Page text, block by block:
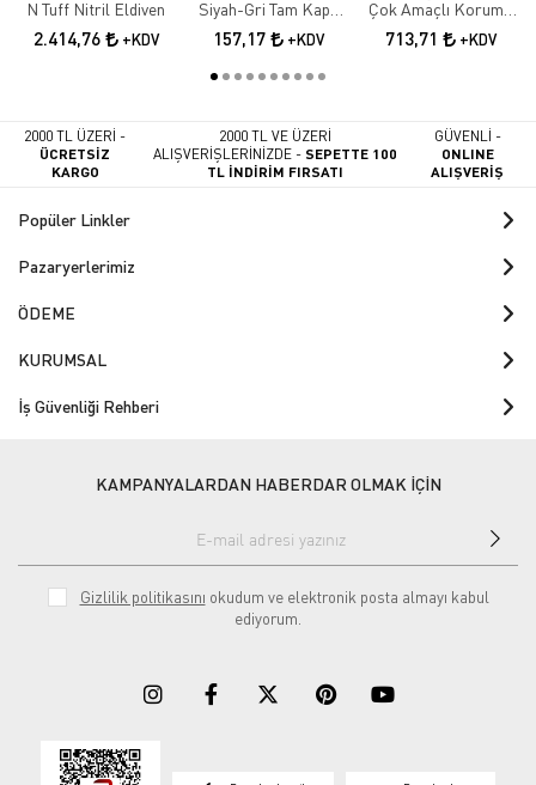
N Tuff Nitril Eldiven
2.414,76 +KDV
Siyah-Gri Tam Kaplı
Sensilite Poliüretan
Hassas İş Eldiveni
157,17 +KDV
Çok Amaçlı Koruma
İş Eldiveni
713,71 +KDV
2000 TL ÜZERİ -
ÜCRETSİZ
KARGO
2000 TL VE ÜZERİ
ALIŞVERİŞLERİNİZDE -SEPETTE 100
TL İNDİRİM FIRSATI
GÜVENLİ -
ONLINE
ALIŞVERİŞ
Popüler Linkler
Pazaryerlerimiz
ÖDEME
KURUMSAL
İş Güvenliği Rehberi
KAMPANYALARDAN HABERDAR OLMAK İÇİN
Gizlilik politikasını okudum ve elektronik posta almayı kabul
ediyorum.